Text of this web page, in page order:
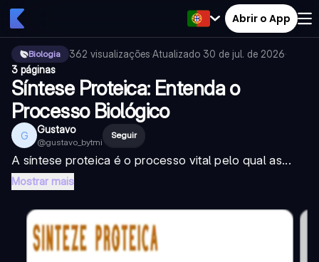
Abrir o App
Biologia 362 visualizações·Atualizado 30 de jul. de 2026·
3 páginas
Síntese Proteica: Entenda o
Processo Biológico
G Gustavo
@gustavo_bytmi
Seguir
A síntese proteica é o processo vital pelo qual as...
Mostrar mais